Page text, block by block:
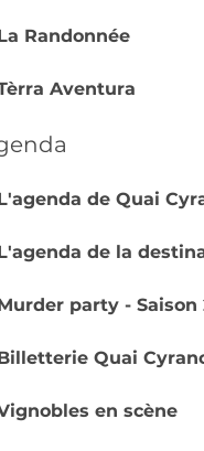
Randonnée
Aventura
de Quai
de la
party - Saison
Quai
en scène
-
RGAA